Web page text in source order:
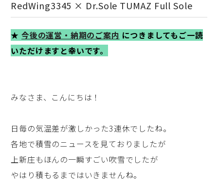
RedWing3345 × Dr.Sole TUMAZ Full Sole
★今後の運営・納期のご案内 につきましてもご一読
いただけますと幸いです。
みなさま、こんにちは！
日毎の気温差が激しかった3連休でしたね。
各地で積雪のニュースを見ておりましたが
上新庄もほんの一瞬すごい吹雪でしたが
やはり積もるまではいきませんね。